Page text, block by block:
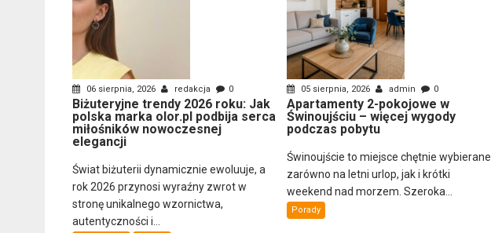
06 sierpnia, 2026 redakcja 0
Biżuteryjne trendy 2026 roku: Jak
polska marka olor.pl podbija serca
miłośników nowoczesnej
elegancji
Świat biżuterii dynamicznie ewoluuje, a
rok 2026 przynosi wyraźny zwrot w
stronę unikalnego wzornictwa,
autentyczności i...
05 sierpnia, 2026 admin 0
Apartamenty 2-pokojowe w
Świnoujściu – więcej wygody
podczas pobytu
Świnoujście to miejsce chętnie wybierane
zarówno na letni urlop, jak i krótki
weekend nad morzem. Szeroka...
Porady